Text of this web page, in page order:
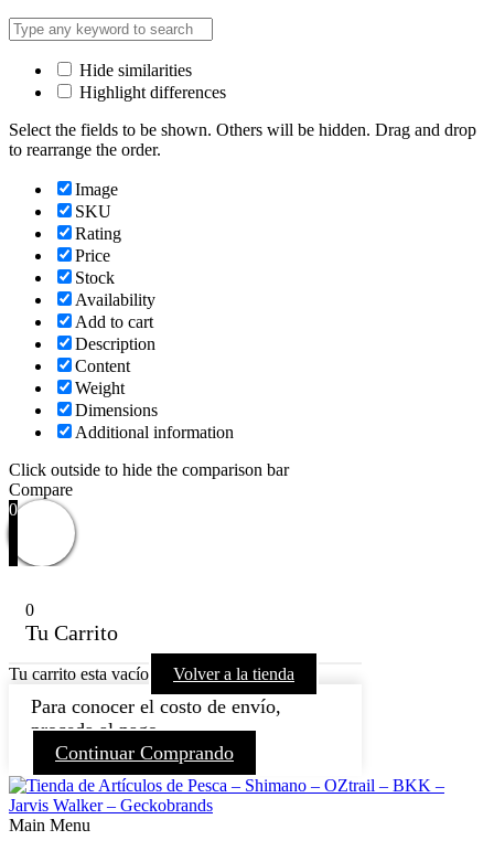
Hide similarities
Highlight differences
Select the fields to be shown. Others will be hidden. Drag and drop
to rearrange the order.
Image
SKU
Rating
Price
Stock
Availability
Add to cart
Description
Content
Weight
Dimensions
Additional information
Click outside to hide the comparison bar
Compare
0
0
Tu Carrito
Tu carrito esta vacío Volver a la tienda
Para conocer el costo de envío,
proceda al pago.
Continuar Comprando
Main Menu